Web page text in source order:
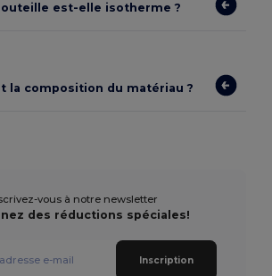
est-elle isotherme ?
la composition du matériau ?
vous à notre newsletter
des réductions spéciales!
Inscription